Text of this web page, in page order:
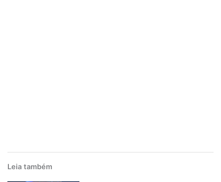
Leia também